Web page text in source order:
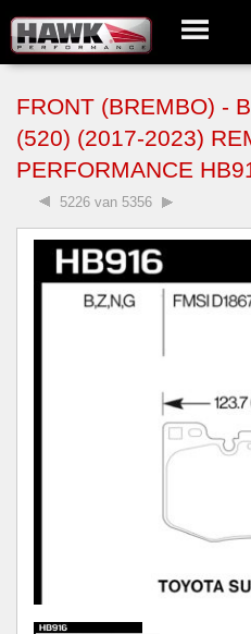
FRONT (BREMBO) -
(520) (2017-2023)
PERFORMANCE
5226 van 5356